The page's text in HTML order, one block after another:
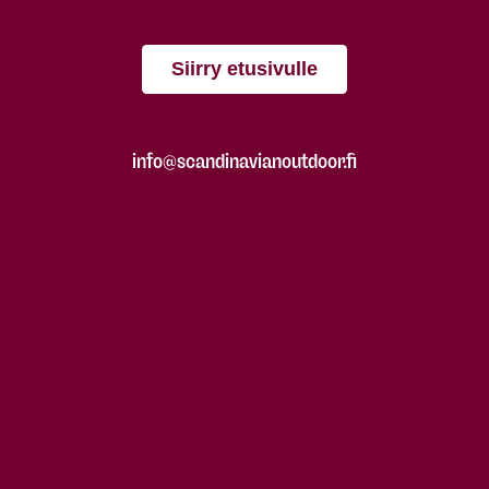
Siirry etusivulle
info@scandinavianoutdoor.fi